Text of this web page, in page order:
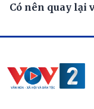
Có nên quay lại